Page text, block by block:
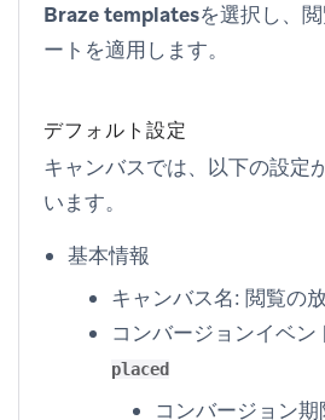
Braze templatesを選択し、
ートを適用します。
デフォルト設定
キャンバスでは、以下の設定
います。
基本情報
キャンバス名: 閲覧の
コンバージョンイベン
placed
コンバージョン